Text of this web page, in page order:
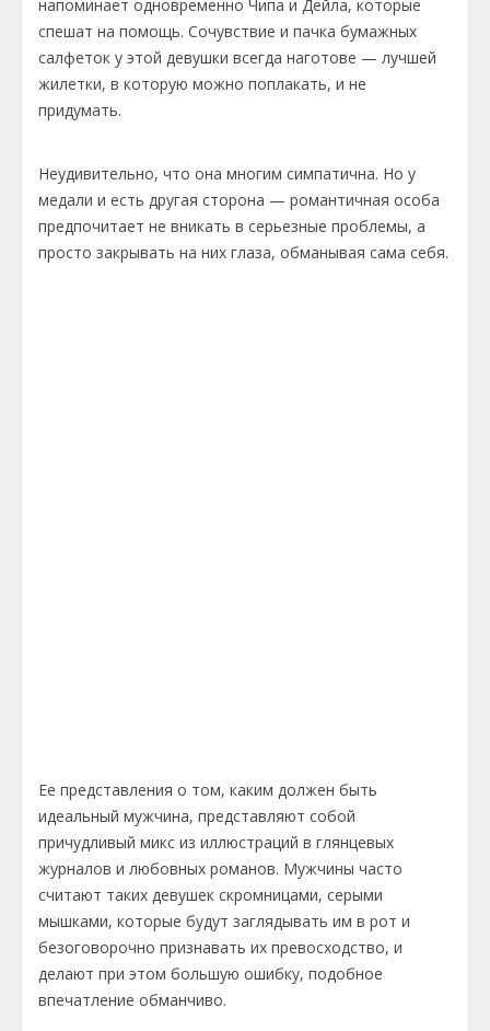
напоминает одновременно Чипа и Дейла, которые
спешат на помощь. Сочувствие и пачка бумажных
салфеток у этой девушки всегда наготове — лучшей
жилетки, в которую можно поплакать, и не
придумать.
Неудивительно, что она многим симпатична. Но у
медали и есть другая сторона — романтичная особа
предпочитает не вникать в серьезные проблемы, а
просто закрывать на них глаза, обманывая сама себя.
Ее представления о том, каким должен быть
идеальный мужчина, представляют собой
причудливый микс из иллюстраций в глянцевых
журналов и любовных романов. Мужчины часто
считают таких девушек скромницами, серыми
мышками, которые будут заглядывать им в рот и
безоговорочно признавать их превосходство, и
делают при этом большую ошибку, подобное
впечатление обманчиво.